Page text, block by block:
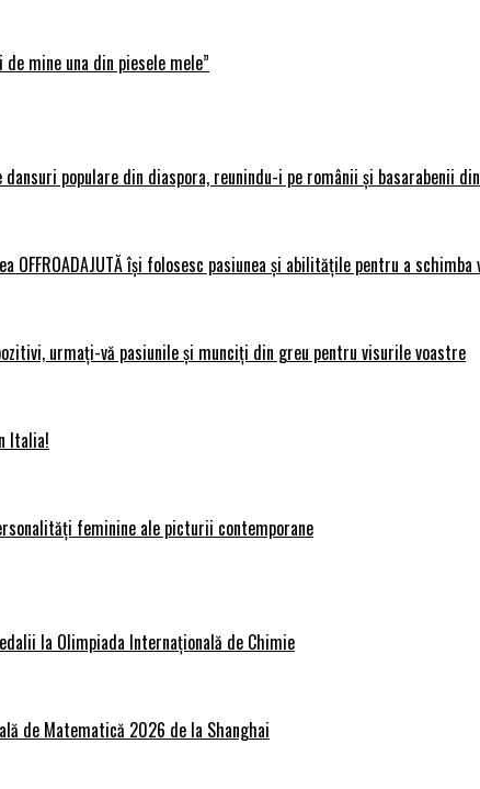
mine una din piesele mele”
populare din diaspora, reunindu-i pe românii și basarabenii
își folosesc pasiunea și abilitățile pentru a schimba
urmați-vă pasiunile și munciți din greu pentru visurile voastre
Italia!
feminine ale picturii contemporane
la Olimpiada Internațională de Chimie
de Matematică 2026 de la Shanghai